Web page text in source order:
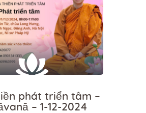
phát triển tâm –
– 1-12-2024